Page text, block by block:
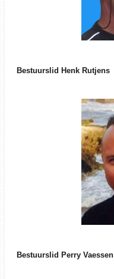
Bestuurslid Henk Rutjens
Bestuurslid Perry Vaessen